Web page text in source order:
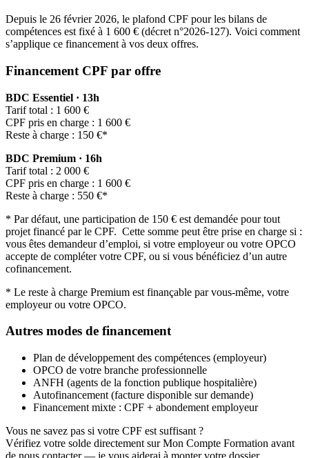
Depuis le 26 février 2026, le plafond CPF pour les bilans de
compétences est fixé à 1 600 € (décret n°2026-127). Voici comment
s’applique ce financement à vos deux offres.
Financement CPF par offre
BDC Essentiel · 13h
Tarif total : 1 600 €
CPF pris en charge : 1 600 €
Reste à charge : 150 €*
BDC Premium · 16h
Tarif total : 2 000 €
CPF pris en charge : 1 600 €
Reste à charge : 550 €*
* Par défaut, une participation de 150 € est demandée pour tout
projet financé par le CPF. Cette somme peut être prise en charge si :
vous êtes demandeur d’emploi, si votre employeur ou votre OPCO
accepte de compléter votre CPF, ou si vous bénéficiez d’un autre
cofinancement.
* Le reste à charge Premium est finançable par vous-même, votre
employeur ou votre OPCO.
Autres modes de financement
Plan de développement des compétences (employeur)
OPCO de votre branche professionnelle
ANFH (agents de la fonction publique hospitalière)
Autofinancement (facture disponible sur demande)
Financement mixte : CPF + abondement employeur
Vous ne savez pas si votre CPF est suffisant ?
Vérifiez votre solde directement sur Mon Compte Formation avant
de nous contacter — je vous aiderai à monter votre dossier.